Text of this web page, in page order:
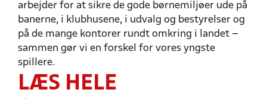
arbejder for at sikre de gode børnemiljøer ude på
banerne, i klubhusene, i udvalg og bestyrelser og
på de mange kontorer rundt omkring i landet –
sammen gør vi en forskel for vores yngste
spillere.
LÆS HELE